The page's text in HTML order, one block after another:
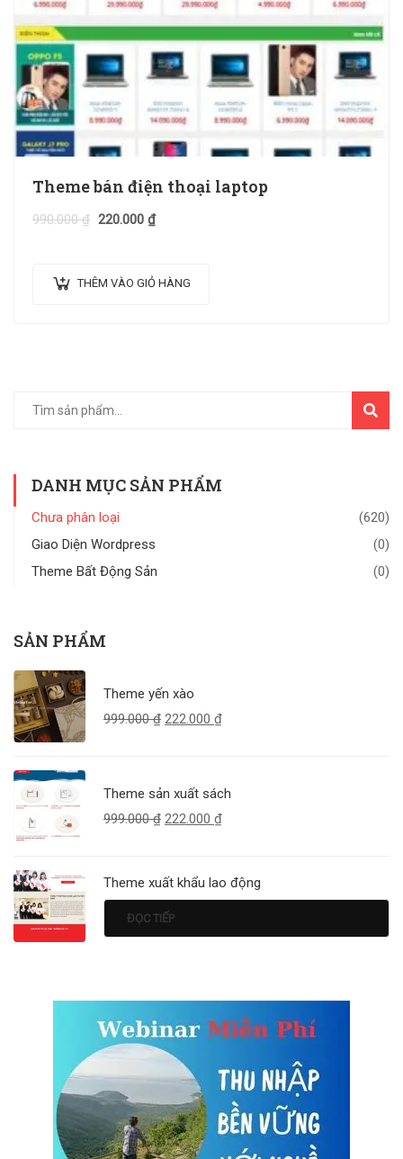
Theme bán điện thoại laptop
990.000₫ 220.000 ₫
THÊM VÀO GIỎ HÀNG
TÌM
DANH MỤC SẢN PHẨM
Chưa phân loại
(620)
Giao Diện Wordpress
(0)
Theme Bất Động Sản
(0)
SẢN PHẨM
Theme yến xào
999.000₫ 222.000 ₫
Theme sản xuất sách
999.000₫ 222.000 ₫
Theme xuất khẩu lao động
ĐỌC TIẾP